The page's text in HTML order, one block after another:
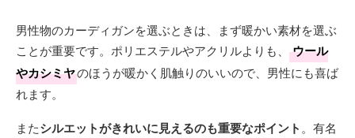
男性物のカーディガンを選ぶときは、まず暖かい素材を選ぶ
ことが重要です。ポリエステルやアクリルよりも、
ウール
やカシミヤのほうが暖かく肌触りのいいので、男性にも喜ば
れます。
またシルエットがきれいに見えるのも重要なポイント 。有名